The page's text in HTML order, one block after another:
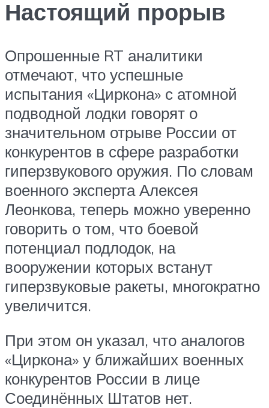
Настоящий прорыв
Опрошенные RT аналитики
отмечают, что успешные
испытания «Циркона» с атомной
подводной лодки говорят о
значительном отрыве России от
конкурентов в сфере разработки
гиперзвукового оружия. По словам
военного эксперта Алексея
Леонкова, теперь можно уверенно
говорить о том, что боевой
потенциал подлодок, на
вооружении которых встанут
гиперзвуковые ракеты, многократно
увеличится.
При этом он указал, что аналогов
«Циркона» у ближайших военных
конкурентов России в лице
Соединённых Штатов нет.